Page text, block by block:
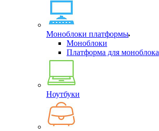
Моноблоки платформы
Моноблоки
Платформа для моноблока
Ноутбуки